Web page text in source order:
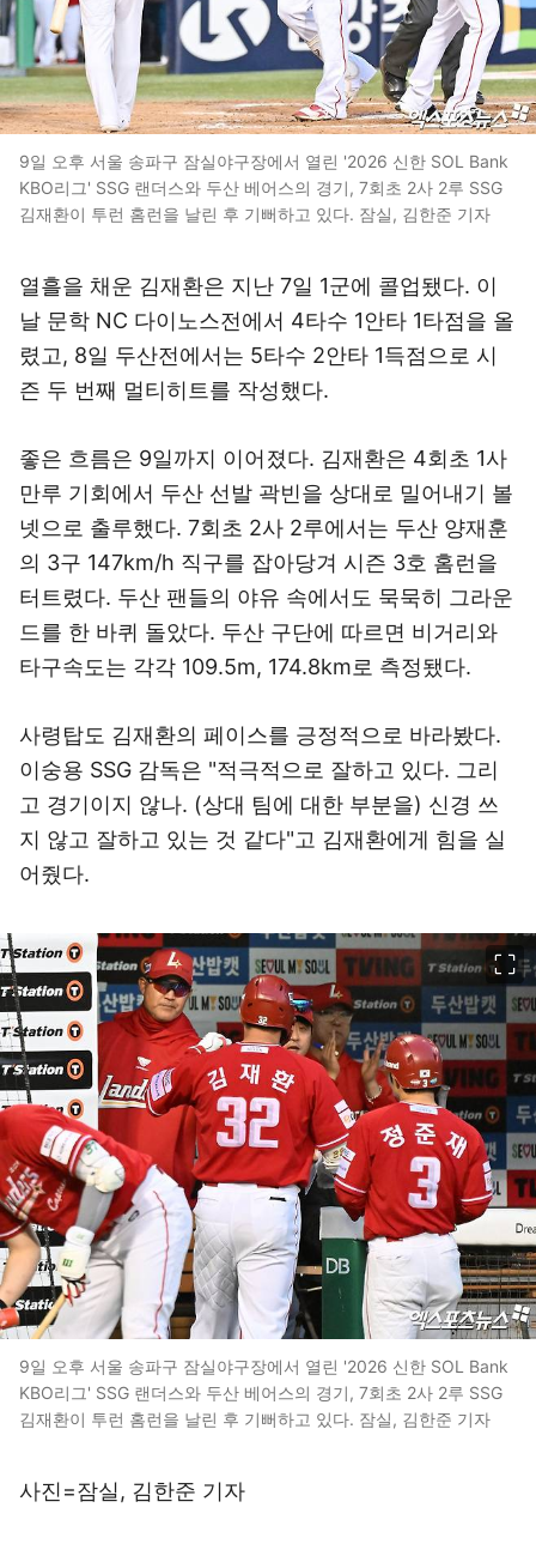
9일 오후 서울 송파구 잠실야구장에서 열린 '2026 신한 SOL Bank
KBO리그' SSG 랜더스와 두산 베어스의 경기, 7회초 2사 2루 SSG
김재환이 투런 홈런을 날린 후 기뻐하고 있다. 잠실, 김한준 기자
열흘을 채운 김재환은 지난 7일 1군에 콜업됐다. 이
날 문학 NC 다이노스전에서 4타수 1안타 1타점을 올
렸고, 8일 두산전에서는 5타수 2안타 1득점으로 시
즌 두 번째 멀티히트를 작성했다.
좋은 흐름은 9일까지 이어졌다. 김재환은 4회초 1사
만루 기회에서 두산 선발 곽빈을 상대로 밀어내기 볼
넷으로 출루했다. 7회초 2사 2루에서는 두산 양재훈
의 3구 147km/h 직구를 잡아당겨 시즌 3호 홈런을
터트렸다. 두산 팬들의 야유 속에서도 묵묵히 그라운
드를 한 바퀴 돌았다. 두산 구단에 따르면 비거리와
타구속도는 각각 109.5m, 174.8km로 측정됐다.
사령탑도 김재환의 페이스를 긍정적으로 바라봤다.
이숭용 SSG 감독은 "적극적으로 잘하고 있다. 그리
고 경기이지 않나. (상대 팀에 대한 부분을) 신경 쓰
지 않고 잘하고 있는 것 같다"고 김재환에게 힘을 실
어줬다.
9일 오후 서울 송파구 잠실야구장에서 열린 '2026 신한 SOL Bank
KBO리그' SSG 랜더스와 두산 베어스의 경기, 7회초 2사 2루 SSG
김재환이 투런 홈런을 날린 후 기뻐하고 있다. 잠실, 김한준 기자
사진=잠실, 김한준 기자